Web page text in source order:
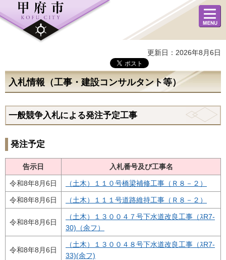
メニュ
ー
更新日：2026年8月6日
入札情報（工事・建設コンサルタント等）
一般競争入札による発注予定工事
発注予定
告示日 入札番号及び工事名
令和8年8月6日 （土木）１１０号橋梁補修工事（Ｒ８－２）
令和8年8月6日 （土木）１１１号道路維持工事（Ｒ８－２）
令和8年8月6日
（土木）１３００４７号下水道改良工事（ｽR7-
30)（余フ）
令和8年8月6日
（土木）１３００４８号下水道改良工事（ｽR7-
33)(余フ)